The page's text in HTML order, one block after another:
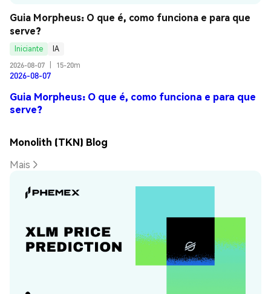
Guia Morpheus: O que é, como funciona e para que
serve?
Iniciante
IA
2026-08-07
15-20m
2026-08-07
Guia Morpheus: O que é, como funciona e para que
serve?
Monolith (TKN) Blog
Mais